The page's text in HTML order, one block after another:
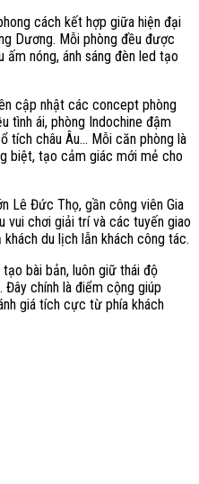
cách kết hợp giữa hiện đại
Dương. Mỗi phòng đều được
nóng, ánh sáng đèn led tạo
cập nhật các concept phòng
tình ái, phòng Indochine đậm
tích châu Âu… Mỗi căn phòng là
biệt, tạo cảm giác mới mẻ cho
Lê Đức Thọ, gần công viên Gia
vui chơi giải trí và các tuyến giao
du lịch lẫn khách công tác.
bài bản, luôn giữ thái độ
Đây chính là điểm cộng giúp
giá tích cực từ phía khách